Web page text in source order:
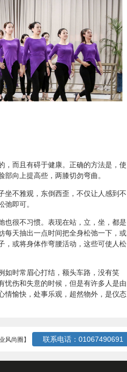
而且有碍于健康。正确的方法是，使
向上提高些，两膝切勿弯曲。
不雅观，东倒西歪，不仅让人感到不
即可。
很不习惯。表现在站，立，坐，都是
每天抽出一点时间把全身松弛一下，或
，或将身体作弯腰活动，这些可使人松
时常眉心打结，额头车路，没有笑
忧伤和失意的时候，但是有许多人是由
情愉快，处事乐观，超然物外，是仪态
风尚圈】 联系电话：01067490691